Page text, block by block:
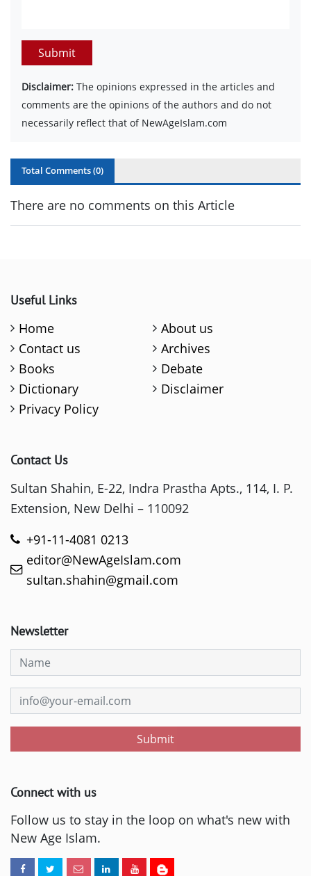
Submit
Disclaimer: The opinions expressed in the articles and
comments are the opinions of the authors and do not
necessarily reflect that of NewAgeIslam.com
Total Comments (0)
There are no comments on this Article
Useful Links
Home
About us
Contact us
Archives
Books
Debate
Dictionary
Disclaimer
Privacy Policy
Contact Us
Sultan Shahin, E-22, Indra Prastha Apts., 114, I. P.
Extension, New Delhi – 110092
+91-11-4081 0213
editor@NewAgeIslam.com
sultan.shahin@gmail.com
Newsletter
Submit
Connect with us
Follow us to stay in the loop on what's new with
New Age Islam.